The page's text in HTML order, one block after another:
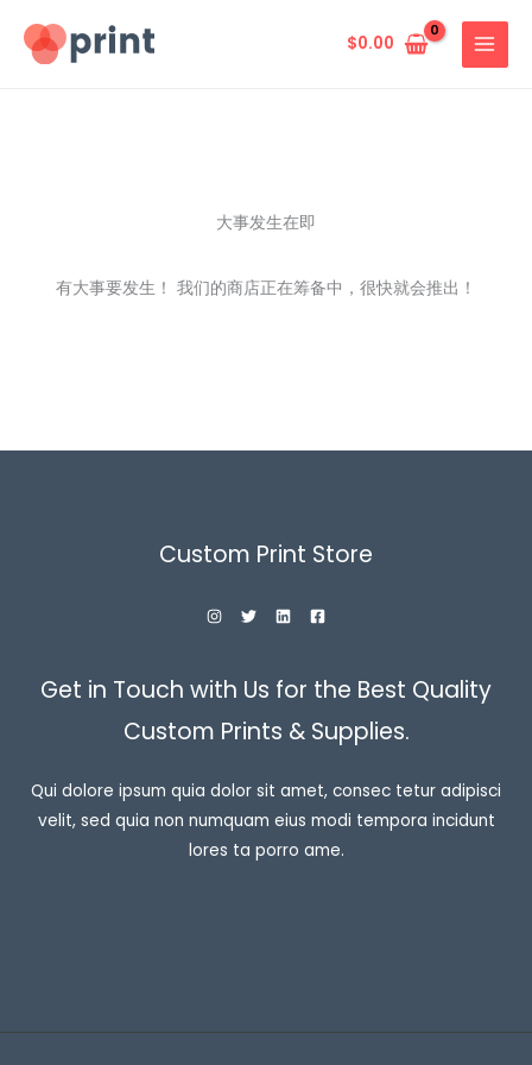
$0.00
大事发生在即
有大事要发生！ 我们的商店正在筹备中，很快就会推出！
Custom Print Store
Get in Touch with Us for the Best Quality
Custom Prints & Supplies.
Qui dolore ipsum quia dolor sit amet, consec tetur adipisci
velit, sed quia non numquam eius modi tempora incidunt
lores ta porro ame.